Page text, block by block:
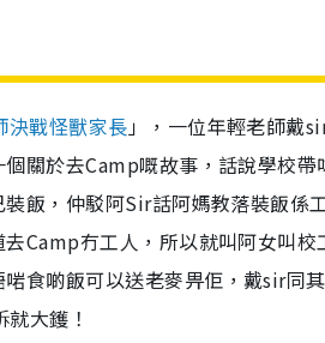
決戰怪獸家長」，一位年輕老師戴
關於去Camp嘅故事，話說學校
飯，仲駁阿Sir話阿媽教落裝飯
Camp冇工人，所以就叫阿女叫
食啲飯可以送老麥畀佢，戴sir同
大鑊！